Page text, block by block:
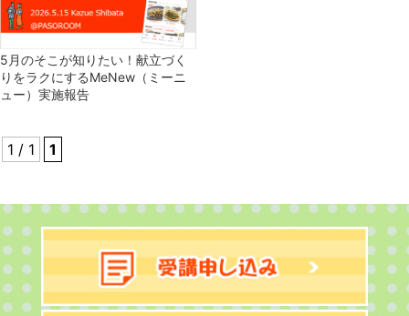
5月のそこが知りたい！献立づく
りをラクにするMeNew（ミーニ
ュー）実施報告
1 / 1 1